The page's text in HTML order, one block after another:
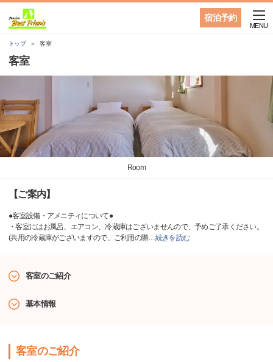
宿泊予約
MENU
トップ 客室
客室
Room
【ご案内】
●客室設備・アメニティについて●
・客室にはお風呂、エアコン、冷蔵庫はございませんので、予めご了承ください。
(共用の冷蔵庫がございますので、ご利用の際…続きを読む
客室のご紹介
基本情報
客室のご紹介